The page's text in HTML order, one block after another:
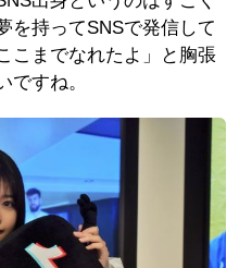
を持ってSNSで発信して
こまでなれたよ」と胸張
ですね。